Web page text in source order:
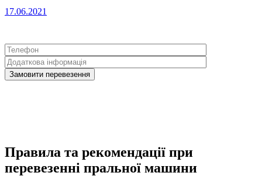
17.06.2021
Правила та рекомендації при
перевезенні пральної машини